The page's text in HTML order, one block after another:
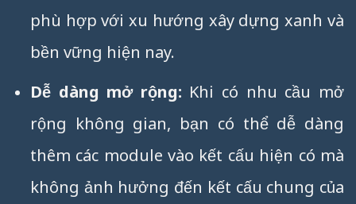
phù hợp với xu hướng xây dựng xanh và
bền vững hiện nay.
Dễ dàng mở rộng: Khi có nhu cầu mở
rộng không gian, bạn có thể dễ dàng
thêm các module vào kết cấu hiện có mà
không ảnh hưởng đến kết cấu chung của